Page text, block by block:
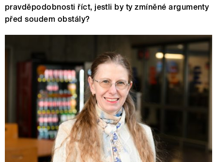
pravděpodobnosti říct, jestli by ty zmíněné argumenty
před soudem obstály?